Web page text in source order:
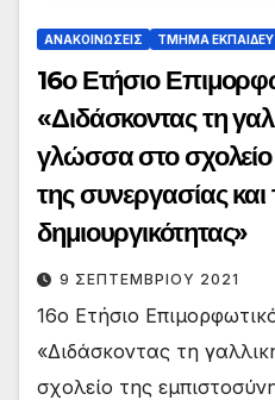
ΑΝΑΚΟΙΝΏΣΕΙΣ ΤΜΉΜΑ
16ο Ετήσιο
«Διδάσκοντας τη
γλώσσα στο σχολείο
της συνεργασίας και
δημιουργικότητας»
9 ΣΕΠΤΕΜΒΡΊΟΥ 2021
16ο Ετήσιο
«Διδάσκοντας τη
σχολείο της